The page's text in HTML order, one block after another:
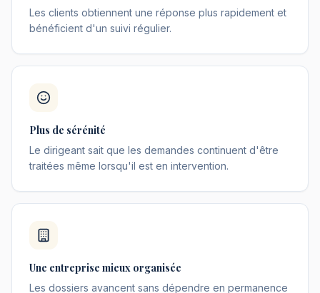
Les clients obtiennent une réponse plus rapidement et
bénéficient d'un suivi régulier.
Plus de sérénité
Le dirigeant sait que les demandes continuent d'être
traitées même lorsqu'il est en intervention.
Une entreprise mieux organisée
Les dossiers avancent sans dépendre en permanence